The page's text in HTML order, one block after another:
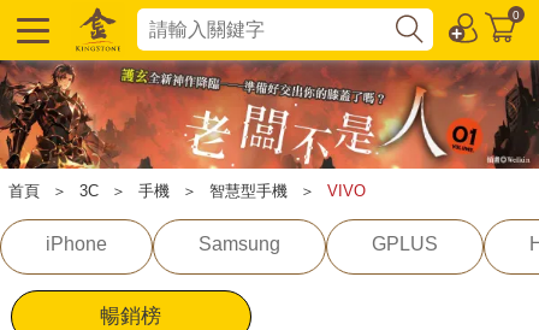
0
首頁 ＞ 3C ＞ 手機 ＞ 智慧型手機 ＞ VIVO
iPhone Samsung GPLUS
暢銷榜